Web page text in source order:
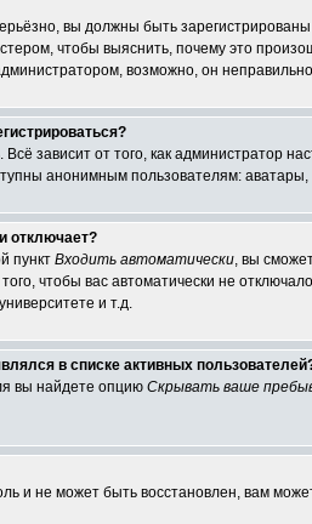
вы должны быть
чтобы выяснить, почему это
возможно, он
Всё зависит от того, как администратор
анонимным пользователям: аватары,
отключает?
пункт Входить автоматически, вы
чтобы вас автоматически не
и т.д.
в списке активных
вы найдете опцию Скрывать ваше
и не может быть восстановлен, вам